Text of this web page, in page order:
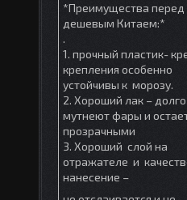
*Преимущества перед
дешевым Китаем:*
.
1. прочный пластик-
крепления особенно
устойчивы к морозу.
2. Хороший лак –
мутнеют фары и
прозрачными
3. Хороший слой на
отражателе и
нанесение –